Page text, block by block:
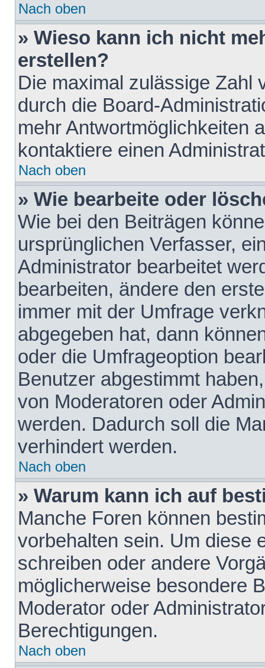
Nach oben
» Wieso kann ich nicht
erstellen?
Die maximal zulässige Zahl
durch die Board-
mehr Antwortmöglichkeiten
kontaktiere einen
Nach oben
» Wie bearbeite oder
Wie bei den Beiträgen
ursprünglichen Verfasser,
Administrator bearbeitet
bearbeiten, ändere den
immer mit der Umfrage
abgegeben hat, dann
oder die Umfrageoption
Benutzer abgestimmt
von Moderatoren oder
werden. Dadurch soll die
verhindert werden.
Nach oben
» Warum kann ich auf
Manche Foren können
vorbehalten sein. Um diese
schreiben oder andere
möglicherweise besondere
Moderator oder
Berechtigungen.
Nach oben